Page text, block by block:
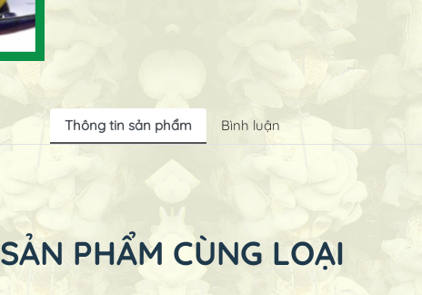
Thông tin sản phẩm Bình luận
SẢN PHẨM CÙNG LOẠI